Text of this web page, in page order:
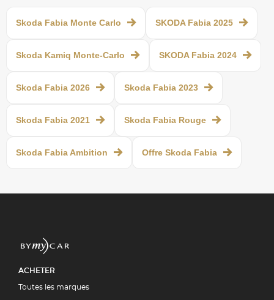
Skoda Fabia Monte Carlo SKODA Fabia 2025
Skoda Kamiq Monte-Carlo SKODA Fabia 2024
Skoda Fabia 2026 Skoda Fabia 2023
Skoda Fabia 2021 Skoda Fabia Rouge
Skoda Fabia Ambition Offre Skoda Fabia
ACHETER
Toutes les marques